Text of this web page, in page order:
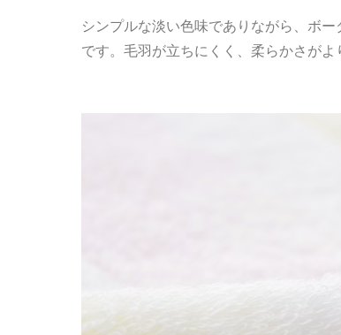
シンプルな淡い色味でありながら、ボ
です。毛羽が立ちにくく、柔らかさが